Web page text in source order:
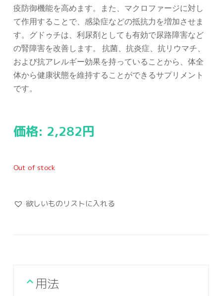
疫防御機能を高めます。また、マクロファージに対し
て作用することで、感染症などの抵抗力を増加させま
す。グドゥチは、利尿剤としても有効で尿路障害など
の腎障害を改善します。 抗菌、抗炎症、抗リウマチ、
および抗アレルギー効果を持っていることから、体全
体から健康状態を維持することができるサプリメント
です。
価格: 2,282円
Out of stock
欲しいものリストに入れる
用法